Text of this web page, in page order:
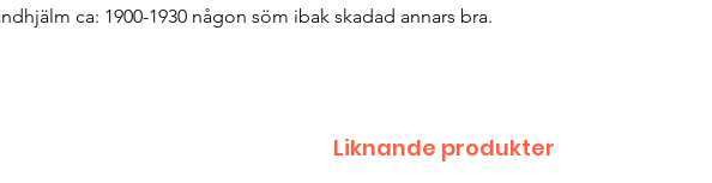
ca: 1900-1930 någon söm ibak skadad annars bra.
Liknande produkter